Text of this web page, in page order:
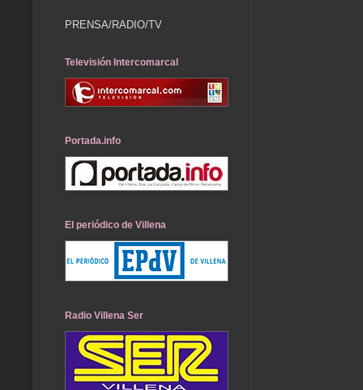
PRENSA/RADIO/TV
Televisión Intercomarcal
Portada.info
El periódico de Villena
Radio Villena Ser